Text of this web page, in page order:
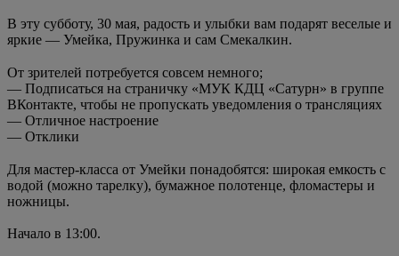
В эту субботу, 30 мая, радость и улыбки вам подарят веселые и
яркие — Умейка, Пружинка и сам Смекалкин.
От зрителей потребуется совсем немного;
— Подписаться на страничку «МУК КДЦ «Сатурн» в группе
ВКонтакте, чтобы не пропускать уведомления о трансляциях
— Отличное настроение
— Отклики
Для мастер-класса от Умейки понадобятся: широкая емкость с
водой (можно тарелку), бумажное полотенце, фломастеры и
ножницы.
Начало в 13:00.